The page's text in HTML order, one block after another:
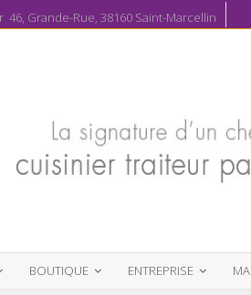
Grande-Rue, 38160 Saint-Marcellin
BOUTIQUE ENTREPRISE